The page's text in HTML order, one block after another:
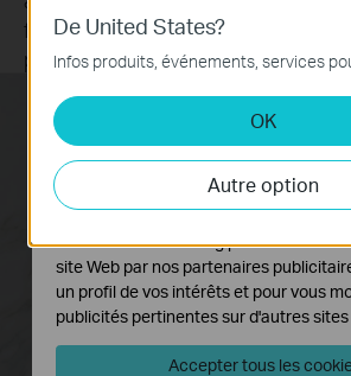
fonction de votre routine
préférences.
De United States?
Infos produits, événements, services
OK
Autre option
Cookies basiques
Ces cookies sont nécessaires au
site Web et ne peuvent pas être
Cookies d'analyse et marketing
Les cookies d'analyse nous
activités sur notre site Web pour
fonctionnalités de notre site Web.
Les cookies marketing peuvent être
site Web par nos partenaires
un profil de vos intérêts et pour vous
publicités pertinentes sur d'autres sites
Accepter tous les